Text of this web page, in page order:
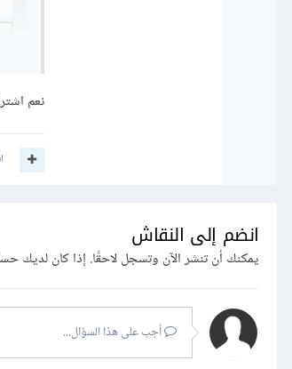
درس
نعم
انضم إلى النقاش
يمكنك أن تنشر الآن وتسجل لاحقًا. إذا كان لديك
أجب على هذا السؤال...